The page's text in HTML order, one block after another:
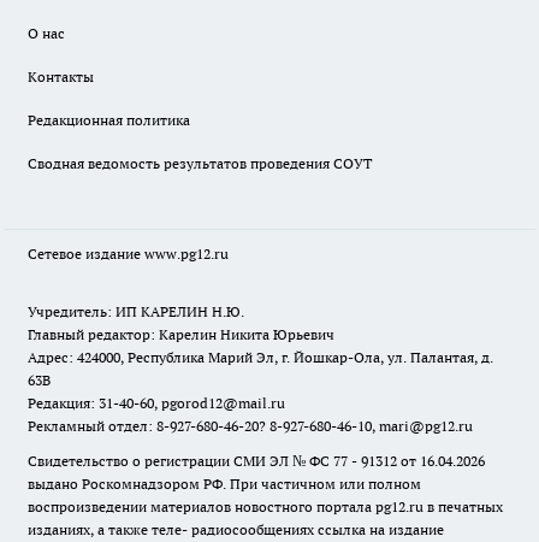
О нас
Контакты
Редакционная политика
Сводная ведомость результатов проведения СОУТ
Сетевое издание www.pg12.ru
Учредитель: ИП КАРЕЛИН Н.Ю.
Главный редактор: Карелин Никита Юрьевич
Адрес: 424000, Республика Марий Эл, г. Йошкар-Ола, ул. Палантая, д.
63В
Редакция: 31-40-60, pgorod12@mail.ru
Рекламный отдел: 8-927-680-46-20? 8-927-680-46-10, mari@pg12.ru
Свидетельство о регистрации СМИ ЭЛ № ФС 77 - 91312 от 16.04.2026
выдано Роскомнадзором РФ. При частичном или полном
воспроизведении материалов новостного портала pg12.ru в печатных
изданиях, а также теле- радиосообщениях ссылка на издание